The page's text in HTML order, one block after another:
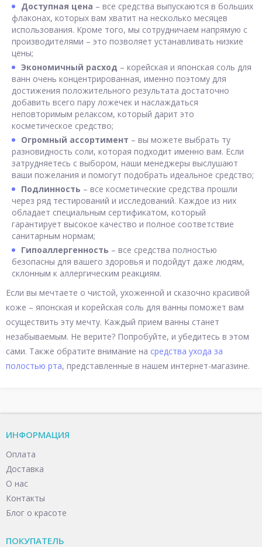
Доступная цена – все средства выпускаются в больших
флаконах, которых вам хватит на несколько месяцев
использования. Кроме того, мы сотрудничаем напрямую с
производителями – это позволяет устанавливать низкие
цены;
Экономичный расход – корейская и японская соль для
ванн очень концентрированная, именно поэтому для
достижения положительного результата достаточно
добавить всего пару ложечек и наслаждаться
неповторимым релаксом, который дарит это
косметическое средство;
Огромный ассортимент – вы можете выбрать ту
разновидность соли, которая подходит именно вам. Если
затрудняетесь с выбором, наши менеджеры выслушают
ваши пожелания и помогут подобрать идеальное средство;
Подлинность – все косметические средства прошли
через ряд тестирований и исследований. Каждое из них
обладает специальным сертификатом, который
гарантирует высокое качество и полное соответствие
санитарным нормам;
Гипоаллергенность – все средства полностью
безопасны для вашего здоровья и подойдут даже людям,
склонным к аллергическим реакциям.
Если вы мечтаете о чистой, ухоженной и сказочно красивой
коже – японская и корейская соль для ванны поможет вам
осуществить эту мечту. Каждый прием ванны станет
незабываемым. Не верите? Попробуйте, и убедитесь в этом
сами. Также обратите внимание на средства ухода за
полостью рта, представленные в нашем интернет-магазине.
ИНФОРМАЦИЯ
Оплата
Доставка
О нас
Контакты
Блог о красоте
ПОКУПАТЕЛЬ